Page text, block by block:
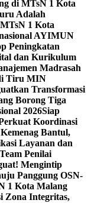
di MTsN 1 Kota
Adalah
1 Kota
AYIMUN
Peningkatan
dan Kurikulum
Madrasah
Tiru MIN
Transformasi
Borong Tiga
2026Siap
Koordinasi
Bantul,
Layanan dan
Penilai
Mengintip
Panggung OSN-
1 Kota Malang
Zona Integritas,